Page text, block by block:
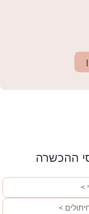
ההכשרה
>
>